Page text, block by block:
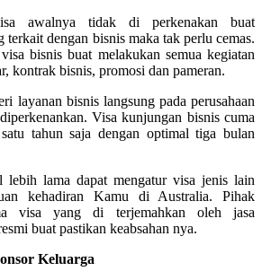
awalnya tidak di perkenakan buat
terkait dengan bisnis maka tak perlu cemas.
bisnis buat melakukan semua kegiatan
kontrak bisnis, promosi dan pameran.
layanan bisnis langsung pada perusahaan
Visa kunjungan bisnis cuma
tahun saja dengan optimal tiga bulan
lebih lama dapat mengatur visa jenis lain
kehadiran Kamu di Australia. Pihak
visa yang di terjemahkan oleh jasa
buat pastikan keabsahan nya.
Keluarga